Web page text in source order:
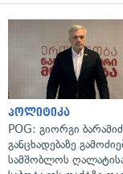
პოლიტიკა
POG: გიორგი
განცხადებაზე
სამშობლოს